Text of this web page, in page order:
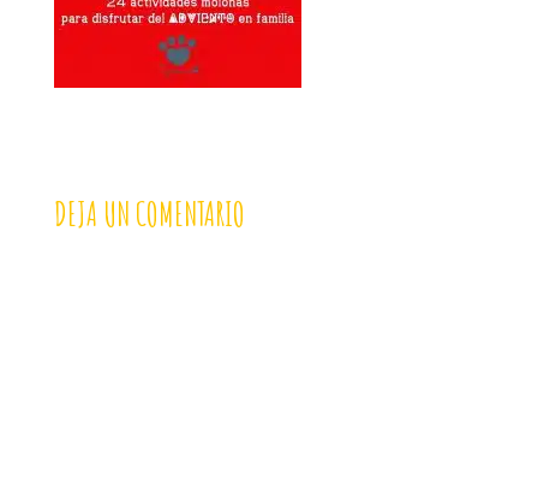
DEJA UN COMENTARIO